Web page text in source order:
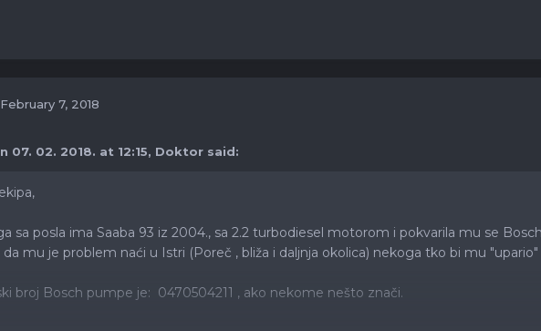
February 7, 2018
07. 02. 2018. at 12:15, Doktorsaid:
sa posla ima Saaba 93 iz 2004., sa 2.2 turbodiesel motorom i pokvarila mu se
da mu je problem naći u Istri (Poreč , bliža i daljnja okolica) nekoga tko bi mu
broj Bosch pumpe je: 0470504211 , ako nekome nešto znači.